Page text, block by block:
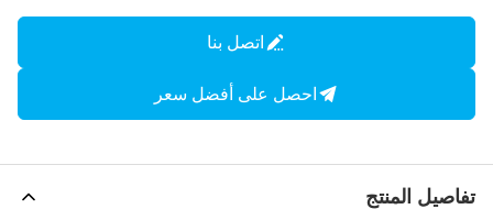
اتصل بنا
احصل على أفضل سعر
تفاصيل المنتج